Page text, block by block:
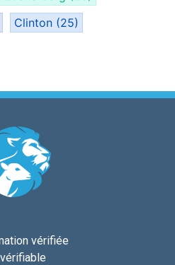
Clinton (25)
vérifiée